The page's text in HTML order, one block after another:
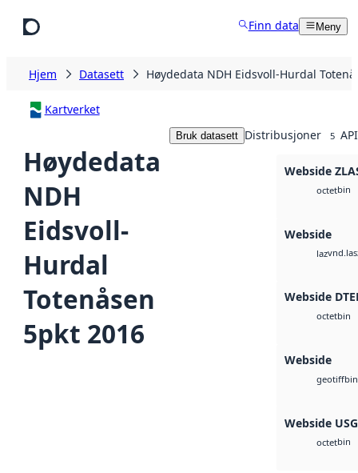
Finn data Meny
Hjem Datasett Høydedata NDH Eidsvoll-Hurdal
Kartverket
Høydedata
NDH
Eidsvoll-
Hurdal
Totenåsen
5pkt 2016
Bruk datasett Distribusjoner 5
Webside
octetbin
Webside
laz
Webside
octetbin
Webside
geotiffbin
Webside
octetbin